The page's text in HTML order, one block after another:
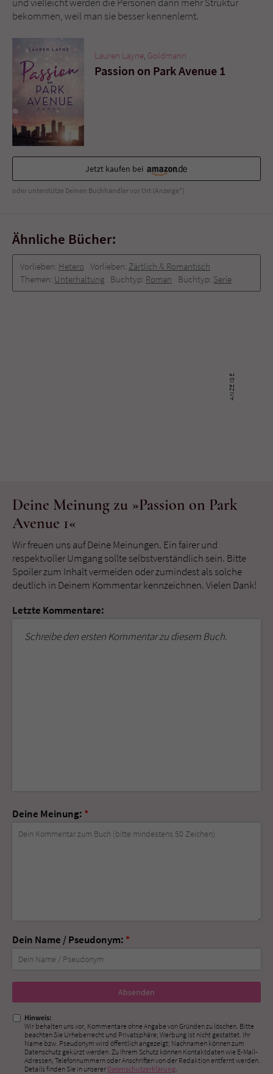
bekommen, weil man sie besser kennenlernt.
Lauren Layne, Goldmann
Passion on Park Avenue 1
Jetzt kaufen bei
oder unterstütze Deinen Buchhändler vor Ort (Anzeige*)
Ähnliche Bücher:
Vorlieben: Hetero Vorlieben: Zärtlich & Romantisch
Themen: Unterhaltung Buchtyp: Roman Buchtyp: Serie
Deine Meinung zu »Passion on Park
Avenue 1«
Wir freuen uns auf Deine Meinungen. Ein fairer und
respektvoller Umgang sollte selbstverständlich sein. Bitte
Spoiler zum Inhalt vermeiden oder zumindest als solche
deutlich in Deinem Kommentar kennzeichnen. Vielen Dank!
Letzte Kommentare:
Schreibe den ersten Kommentar zu diesem Buch.
Deine Meinung: *
Dein Name / Pseudonym: *
Nicht
ausfüllen!
Hinweis:
Wir behalten uns vor, Kommentare ohne Angabe von Gründen zu löschen. Bitte
beachten Sie Urheberrecht und Privatsphäre; Werbung ist nicht gestattet. Ihr
Name bzw. Pseudonym wird öffentlich angezeigt; Nachnamen können zum
Datenschutz gekürzt werden. Zu Ihrem Schutz können Kontaktdaten wie E-Mail-
Adressen, Telefonnummern oder Anschriften von der Redaktion entfernt werden.
Details finden Sie in unserer Datenschutzerklärung